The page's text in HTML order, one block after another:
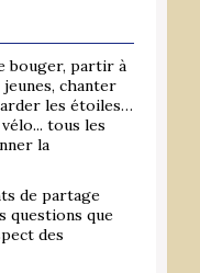
bouger, partir à
chanter
les étoiles…
tous les
la
de partage
questions que
des